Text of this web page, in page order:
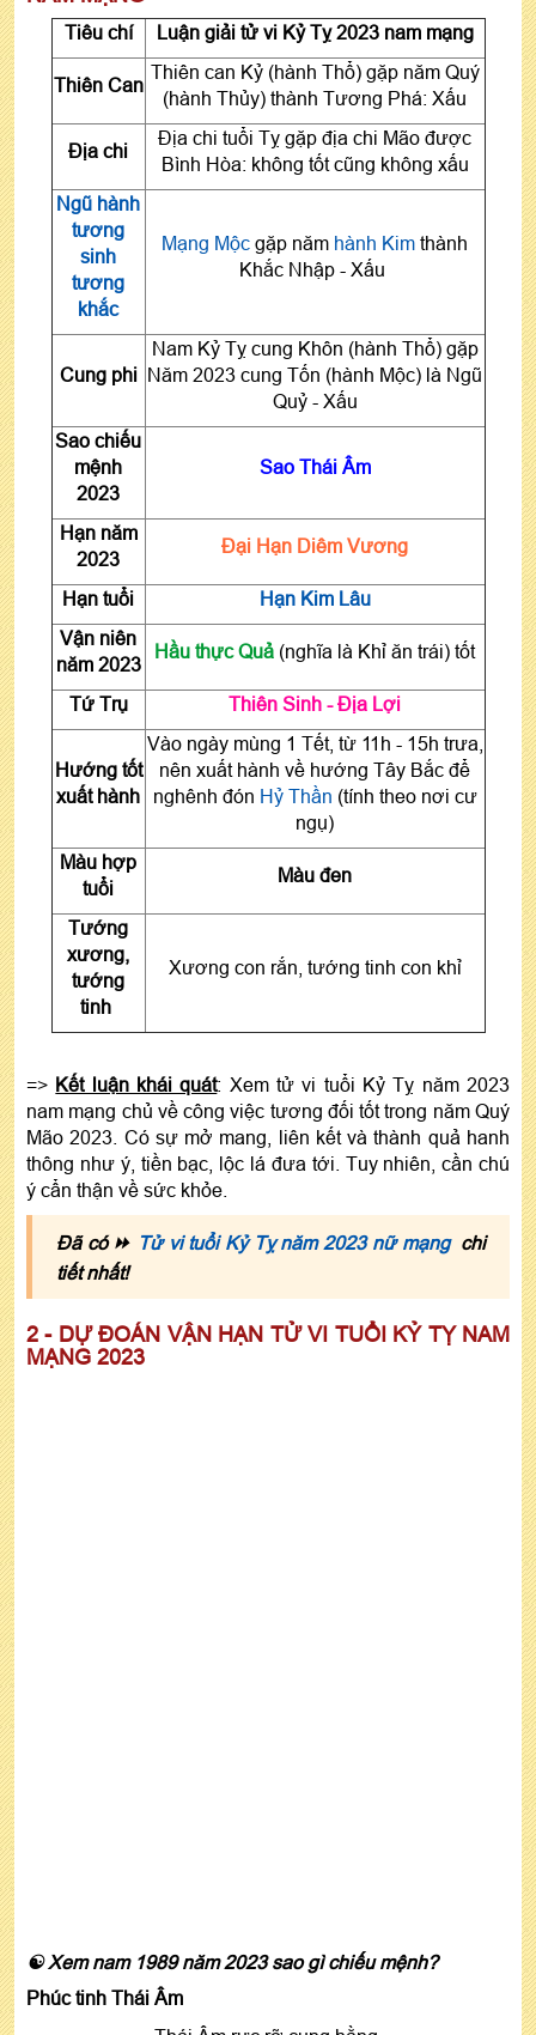
Tiêu chí Luận giải tử vi Kỷ Tỵ 2023 nam mạng
Thiên Can
Thiên can Kỷ (hành Thổ) gặp năm Quý
(hành Thủy) thành Tương Phá: Xấu
Địa chi
Địa chi tuổi Tỵ gặp địa chi Mão được
Bình Hòa: không tốt cũng không xấu
Ngũ hành
tương
sinh
tương
khắc
Mạng Mộc gặp năm hành Kim thành
Khắc Nhập - Xấu
Cung phi
Nam Kỷ Tỵ cung Khôn (hành Thổ) gặp
Năm 2023 cung Tốn (hành Mộc) là Ngũ
Quỷ - Xấu
Sao chiếu
mệnh
2023
Sao Thái Âm
Hạn năm
2023
Đại Hạn Diêm Vương
Hạn tuổi
Hạn Kim Lâu
Vận niên
năm 2023
Hầu thực Quả (nghĩa là Khỉ ăn trái) tốt
Tứ Trụ Thiên Sinh - Địa Lợi
Hướng tốt
xuất hành
Vào ngày mùng 1 Tết, từ 11h - 15h trưa,
nên xuất hành về hướng Tây Bắc để
nghênh đón Hỷ Thần (tính theo nơi cư
ngụ)
Màu hợp
tuổi
Màu đen
Tướng
xương,
tướng
tinh
Xương con rắn, tướng tinh con khỉ
=> Kết luận khái quát: Xem tử vi tuổi Kỷ Tỵ năm 2023
nam mạng chủ về công việc tương đối tốt trong năm Quý
Mão 2023. Có sự mở mang, liên kết và thành quả hanh
thông như ý, tiền bạc, lộc lá đưa tới. Tuy nhiên, cần chú
ý cẩn thận về sức khỏe.
Đã có ⏩ Tử vi tuổi Kỷ Tỵ năm 2023 nữ mạng chi
tiết nhất!
2 - DỰ ĐOÁN VẬN HẠN TỬ VI TUỔI KỶ TỴ NAM
MẠNG 2023
☯ Xem nam 1989 năm 2023 sao gì chiếu mệnh?
Phúc tinh Thái Âm